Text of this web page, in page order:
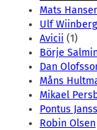
Mats
Ulf Wiinberg
Avicii (1)
Börje
Dan
Måns
Mikael
Pontus
Robin Olsen